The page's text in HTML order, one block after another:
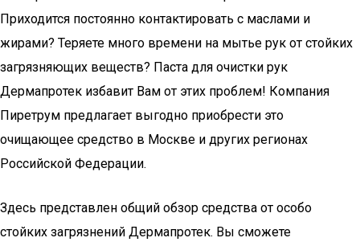
Приходится постоянно контактировать с маслами и
жирами? Теряете много времени на мытье рук от стойких
загрязняющих веществ? Паста для очистки рук
Дермапротек избавит Вам от этих проблем! Компания
Пиретрум предлагает выгодно приобрести это
очищающее средство в Москве и других регионах
Российской Федерации.
Здесь представлен общий обзор средства от особо
стойких загрязнений Дермапротек. Вы сможете